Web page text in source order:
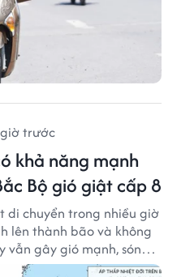
trước
khả năng mạnh
Bộ gió giật cấp 8
chuyển trong nhiều giờ
lên thành bão và không
vẫn gây gió mạnh, sóng